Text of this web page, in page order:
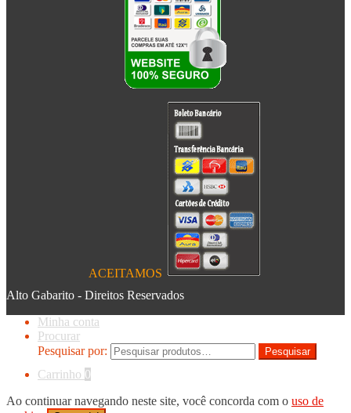
ACEITAMOS
Alto Gabarito - Direitos Reservados
Minha conta
Procurar
Pesquisar por:
Pesquisar
Carrinho 0
Ao continuar navegando neste site, você concorda com o uso de